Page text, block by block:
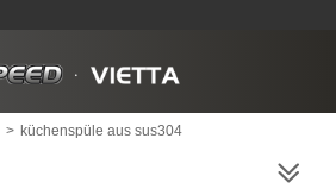
> küchenspüle aus sus304